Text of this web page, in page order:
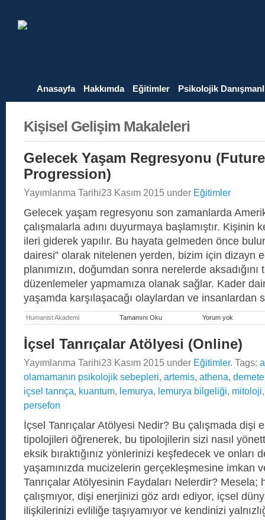
Anasayfa Hakkımda Eğitimler Psikolojik
Kişisel Gelişim Makaleleri
Gelecek Yaşam Regresyonu
Progression)
Yayımlanma Tarihi23 Kasım 2015 under Eğitimler
Gelecek yaşam regresyonu son zamanlarda
çalışmalarla adını duyurmaya başlamıştır. Kişinin
ileri giderek yapılır. Bu hayata gelmeden önce
dairesi” olarak nitelenen yerden, bizim için dizayn
planımızın, doğumdan sonra nerelerde aksadığını
düzenlemeler yapmamıza olanak sağlar. Kader
yaşamda karşılaşacağı olaylardan ve insanlardan
Humanist Akademi Tamamını Oku Yorum yok
Yaşam
(Future
Life
İçsel Tanrıçalar Atölyesi (Online)
Yayımlanma Tarihi23 Kasım 2015 under Eğitimler. Tags:
olamamanın psikolojik sebepleri, artemis, athena,
içsel tanrıça, kuantum, lemurya, lemurya bilgeliği, mitoloji
persefon
İçsel Tanrıçalar Atölyesi Nedir? Bu çalışmada dişi
tipolojileri öğrenerek, bu tipolojilerin sizi nasıl
eksik bıraktığınız yönlerinizi keşfedecek ve onları
yaşamınızda mucizelerin gerçekleşmesine imkan
Tanrıçalar Atölyesinin Faydaları Nelerdir? Mesela;
çalışmıyor, dişi enerjinizi göz ardı ediyor, içsel
ilişkilerinizi evliliğe taşıyamıyor ve kendinizi